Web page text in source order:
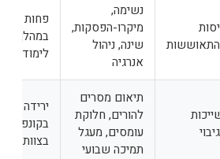
נשימה,
מיקרו-הפסקות,
שינה, ניהול
אנרגיה
פחות
במהלך יום
לימודים
תיאום מסרים
להורים, חלוקת
עומסים, מעגל
תמיכה שבועי
ירידה
בצוות